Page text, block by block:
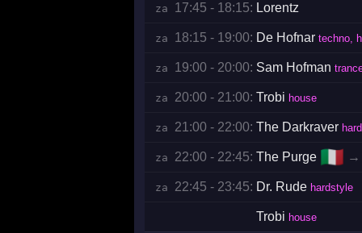
za 17:45 - 18:15: Lorentz
za 18:15 - 19:00: De Hofnar techno,
za 19:00 - 20:00: Sam Hofman
za 20:00 - 21:00: Trobi house
za 21:00 - 22:00: The Darkraver
za 22:00 - 22:45: The Purge 🇮🇹 →
za 22:45 - 23:45: Dr. Rude hardstyle
Trobi house